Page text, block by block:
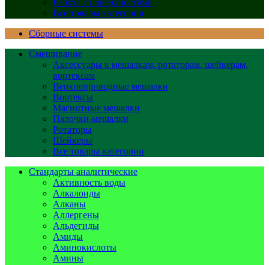
Работа с поверхностями
Все товары категории
Сборные системы
Смешивание
Аксессуары к мешалкам, ротаторам, шейкерам,
вортексам
Верхнеприводные мешалки
Вортексы
Магнитные мешалки
Палочки-мешалки
Ротаторы
Шейкеры
Все товары категории
Стандарты аналитические
Активность воды
Алкалоиды
Алканы
Аллергены
Альдегиды
Амиды
Аминокислоты
Амины